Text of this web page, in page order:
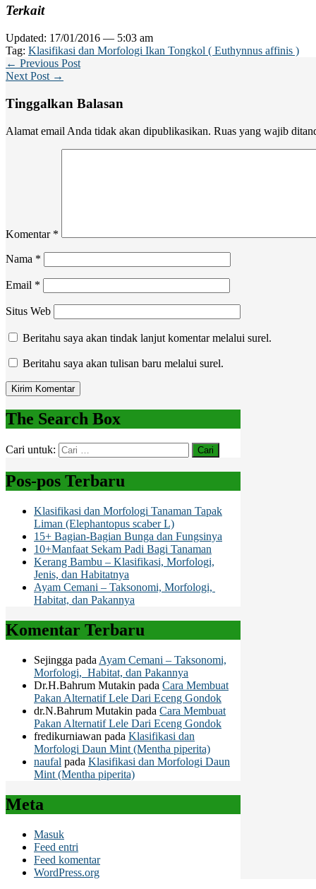
Terkait
Updated: 17/01/2016 — 5:03 am
Tag: Klasifikasi dan Morfologi Ikan Tongkol ( Euthynnus affinis )
← Previous Post
Next Post →
Tinggalkan Balasan
Alamat email Anda tidak akan dipublikasikan. Ruas yang wajib
Komentar *
Nama *
Email *
Situs Web
Beritahu saya akan tindak lanjut komentar melalui surel.
Beritahu saya akan tulisan baru melalui surel.
The Search Box
Cari untuk:
Pos-pos Terbaru
Klasifikasi dan Morfologi Tanaman Tapak
Liman (Elephantopus scaber L)
15+ Bagian-Bagian Bunga dan Fungsinya
10+Manfaat Sekam Padi Bagi Tanaman
Kerang Bambu – Klasifikasi, Morfologi,
Jenis, dan Habitatnya
Ayam Cemani – Taksonomi, Morfologi,
Habitat, dan Pakannya
Komentar Terbaru
Sejingga pada Ayam Cemani – Taksonomi,
Morfologi, Habitat, dan Pakannya
Dr.H.Bahrum Mutakin pada Cara Membuat
Pakan Alternatif Lele Dari Eceng Gondok
dr.N.Bahrum Mutakin pada Cara Membuat
Pakan Alternatif Lele Dari Eceng Gondok
fredikurniawan pada Klasifikasi dan
Morfologi Daun Mint (Mentha piperita)
naufal pada Klasifikasi dan Morfologi Daun
Mint (Mentha piperita)
Meta
Masuk
Feed entri
Feed komentar
WordPress.org